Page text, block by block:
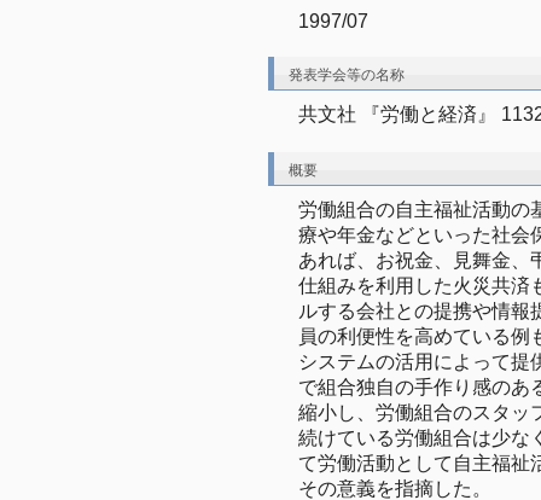
1997/07
発表学会等の名称
共文社 『労働と経済』
概要
労働組合の自主福祉活動の
療や年金などといった社会
あれば、お祝金、見舞金、
仕組みを利用した火災共済
ルする会社との提携や情報
員の利便性を高めている例
システムの活用によって提
で組合独自の手作り感のあ
縮小し、労働組合のスタッ
続けている労働組合は少な
て労働活動として自主福祉
その意義を指摘した。